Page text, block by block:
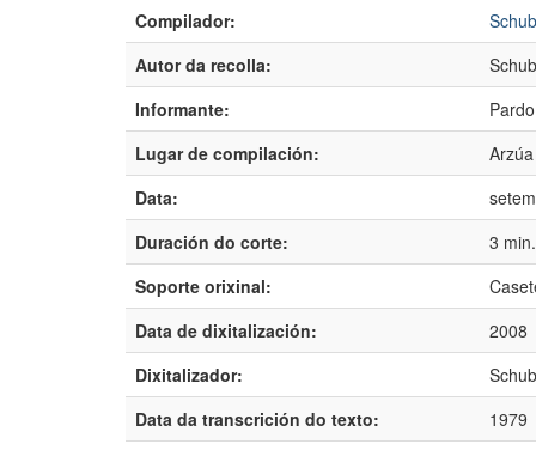
Compilador:
Autor da recolla:
Informante:
Lugar de compilación:
Data:
Duración do corte:
3
Soporte orixinal:
Data de dixitalización:
2008
Dixitalizador:
Data da transcrición do texto:
1979